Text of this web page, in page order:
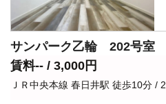
サンパーク乙輪 202号
賃料-- / 3,000円
ＪＲ中央本線 春日井駅 徒歩10分 /